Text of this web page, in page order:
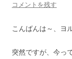
コメントを残す
こんばんは～、ヨ
突然ですが、今って